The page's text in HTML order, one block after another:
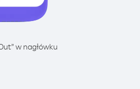
w nagłówku